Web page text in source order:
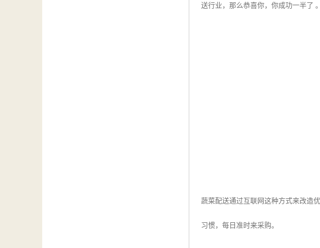
送行业，那么恭喜你，你成功一半了 。
蔬菜配送通过互联网这种方式来改造
习惯，每日准时来采购。